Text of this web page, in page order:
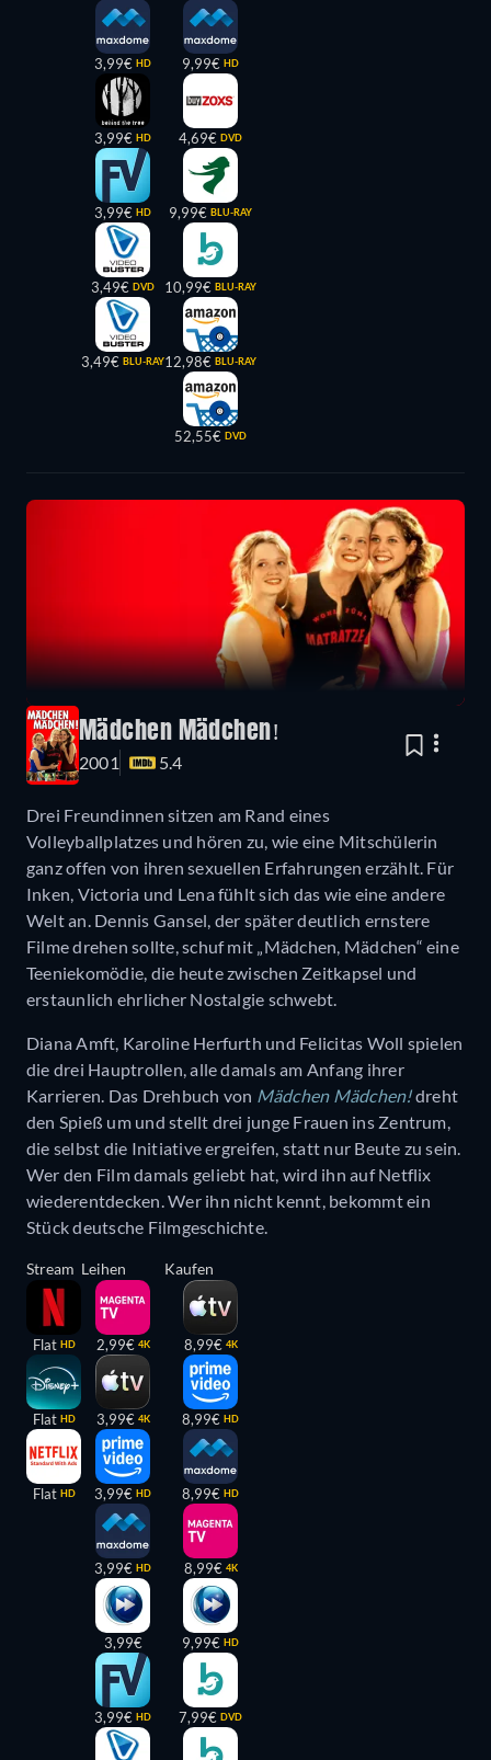
3,99€ HD
3,99€ HD
3,99€ HD
3,49€ DVD
3,49€ BLU-RAY
9,99€ HD
4,69€ DVD
9,99€ BLU-RAY
10,99€ BLU-RAY
12,98€ BLU-RAY
52,55€ DVD
Mädchen Mädchen!
2001 5.4
Drei Freundinnen sitzen am Rand eines
Volleyballplatzes und hören zu, wie eine Mitschülerin
ganz offen von ihren sexuellen Erfahrungen erzählt. Für
Inken, Victoria und Lena fühlt sich das wie eine andere
Welt an. Dennis Gansel, der später deutlich ernstere
Filme drehen sollte, schuf mit „Mädchen, Mädchen“ eine
Teeniekomödie, die heute zwischen Zeitkapsel und
erstaunlich ehrlicher Nostalgie schwebt.
Diana Amft, Karoline Herfurth und Felicitas Woll spielen
die drei Hauptrollen, alle damals am Anfang ihrer
Karrieren. Das Drehbuch von Mädchen Mädchen!dreht
den Spieß um und stellt drei junge Frauen ins Zentrum,
die selbst die Initiative ergreifen, statt nur Beute zu sein.
Wer den Film damals geliebt hat, wird ihn auf Netflix
wiederentdecken. Wer ihn nicht kennt, bekommt ein
Stück deutsche Filmgeschichte.
Stream
Flat HD
Flat HD
Flat HD
Leihen
2,99€ 4K
3,99€ 4K
3,99€ HD
3,99€ HD
3,99€
3,99€ HD
Kaufen
8,99€ 4K
8,99€ HD
8,99€ HD
8,99€ 4K
9,99€ HD
7,99€ DVD